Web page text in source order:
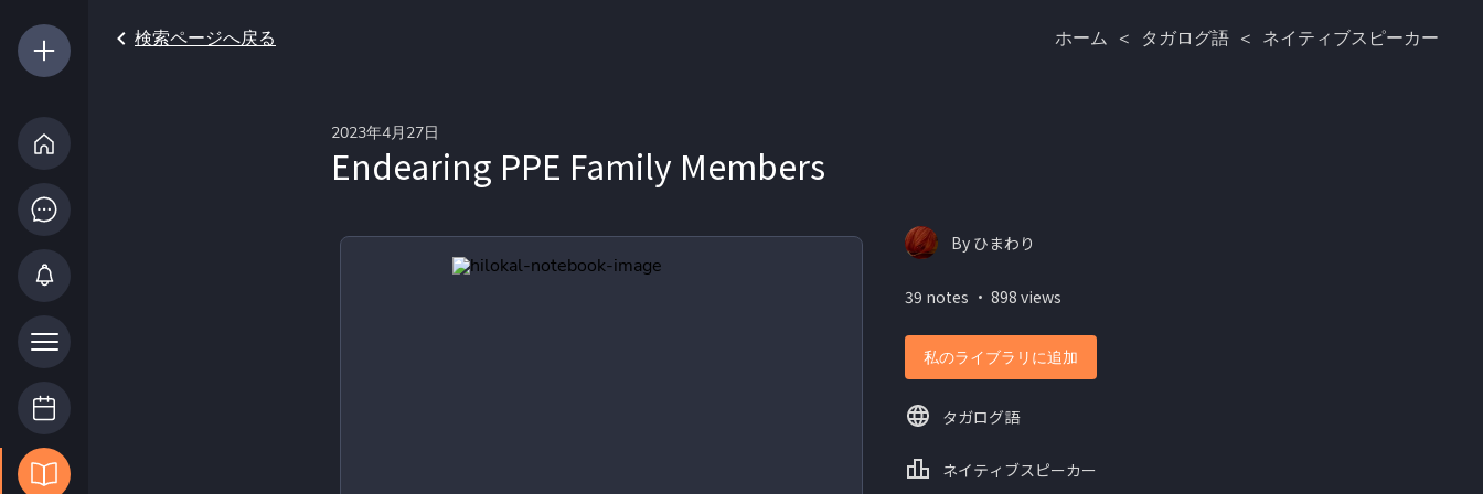
検索ページへ戻る ホーム < タガログ語 < ネイティブスピーカー
2023年4月27日
Endearing PPE Family Members
By ひまわり
39 notes ・ 898 views
私のライブラリに追加
タガログ語
ネイティブスピーカー